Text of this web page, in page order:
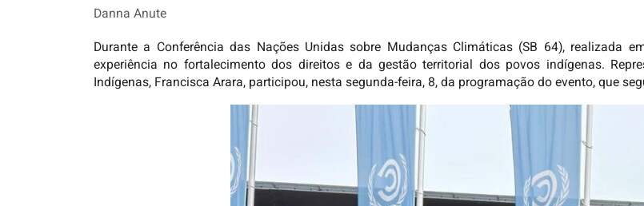
Danna Anute
Durante a Conferência das Nações Unidas sobre Mudanças Climáticas (SB 64), realizada
experiência no fortalecimento dos direitos e da gestão territorial dos povos indígenas.
Indígenas, Francisca Arara, participou, nesta segunda-feira, 8, da programação do evento, que